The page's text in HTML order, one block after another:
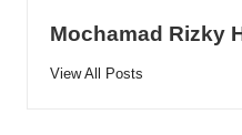
Mochamad Rizky
View All Posts